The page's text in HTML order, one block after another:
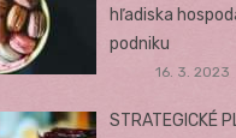
hľadiska
podniku
16. 3. 2023
STRATEGICKÉ